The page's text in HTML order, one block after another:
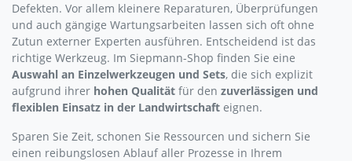
Defekten. Vor allem kleinere Reparaturen, Überprüfungen
und auch gängige Wartungsarbeiten lassen sich oft ohne
Zutun externer Experten ausführen. Entscheidend ist das
richtige Werkzeug. Im Siepmann-Shop finden Sie eine
Auswahl an Einzelwerkzeugen und Sets, die sich explizit
aufgrund ihrer hohen Qualität für den zuverlässigen und
flexiblen Einsatz in der Landwirtschaft eignen.
Sparen Sie Zeit, schonen Sie Ressourcen und sichern Sie
einen reibungslosen Ablauf aller Prozesse in Ihrem